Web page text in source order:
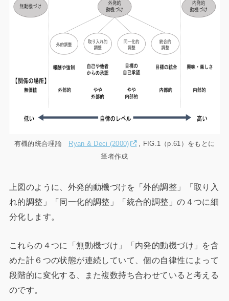
有機的統合理論 Ryan & Deci (2000)
, FIG.1（p.61）をもとに
筆者作成
上図のように、外発的動機づけを「外的調整」「取り入
れ的調整」「同一化的調整」「統合的調整」の４つに細
分化します。
これらの４つに「無動機づけ」「内発的動機づけ」を含
めた計６つの状態が連続していて、個の自律性によって
段階的に変化する、また複数持ち合わせていると考える
のです。